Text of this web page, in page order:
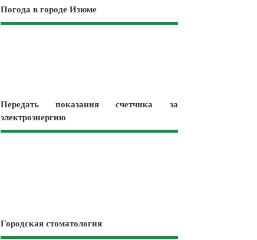
Погода в городе Изюме
Передать показания счетчика за
электроэнергию
Городская стоматология